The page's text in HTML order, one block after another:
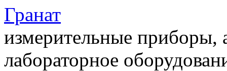
Гранат
измерительные приборы,
лабораторное